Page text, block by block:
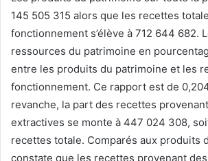
145 505 315 alors que les recettes
fonctionnement s’élève à 712 644 682.
ressources du patrimoine en
entre les produits du patrimoine et les
fonctionnement. Ce rapport est de
revanche, la part des recettes
extractives se monte à 447 024 308,
recettes totale. Comparés aux produits
constate que les recettes provenant